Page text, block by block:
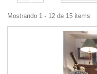
Mostrando 1 - 12 de 15 items